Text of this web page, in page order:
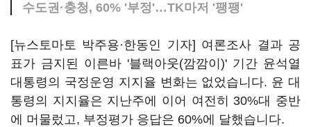
수도권·충청, 60% '부정'…TK마저 '팽팽'
[뉴스토마토 박주용·한동인 기자] 여론조사 결과 공
표가 금지된 이른바 '블랙아웃(깜깜이)' 기간 윤석열
대통령의 국정운영 지지율 변화는 없었습니다. 윤 대
통령의 지지율은 지난주에 이어 여전히 30%대 중반
에 머물렀고, 부정평가 응답은 60%에 달했습니다.